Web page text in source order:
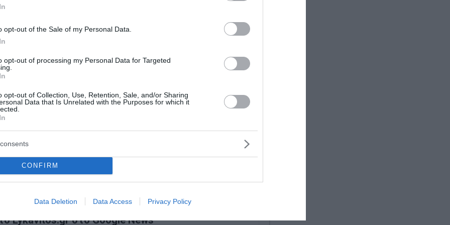
opt-out of the Sale of my Personal Data.
opt-out of processing my Personal Data for Targeted
opt-out of Collection, Use, Retention, Sale, and/or Sharing
Data that Is Unrelated with the Purposes for which it
CONFIRM
Data Deletion Data Access Privacy Policy
και ρούχα.
και ένας Έλληνας, οι οποίοι συνελήφθησαν για
οδηγήθηκαν στην αρμόδια εισαγγελική Αρχή.
οργάνωσης που διακινούσε ναρκωτικά στην Αττική
Γίδες
Lykavitos.gr στο Google News